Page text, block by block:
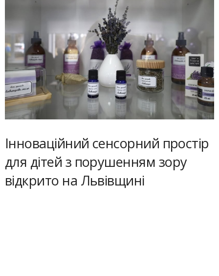
Інноваційний сенсорний простір
для дітей з порушенням зору
відкрито на Львівщині